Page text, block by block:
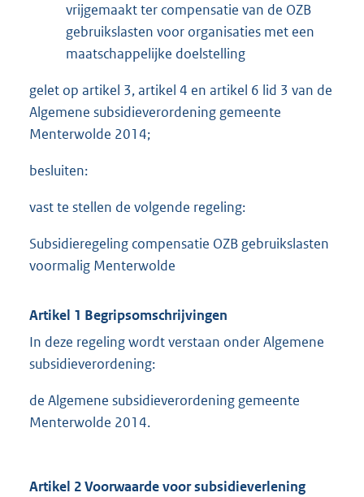
vrijgemaakt ter compensatie van de OZB
gebruikslasten voor organisaties met een
maatschappelijke doelstelling
gelet op artikel 3, artikel 4 en artikel 6 lid 3 van de
Algemene subsidieverordening gemeente
Menterwolde 2014;
besluiten:
vast te stellen de volgende regeling:
Subsidieregeling compensatie OZB gebruikslasten
voormalig Menterwolde
Artikel 1 Begripsomschrijvingen
In deze regeling wordt verstaan onder Algemene
subsidieverordening:
de Algemene subsidieverordening gemeente
Menterwolde 2014.
Artikel 2 Voorwaarde voor subsidieverlening